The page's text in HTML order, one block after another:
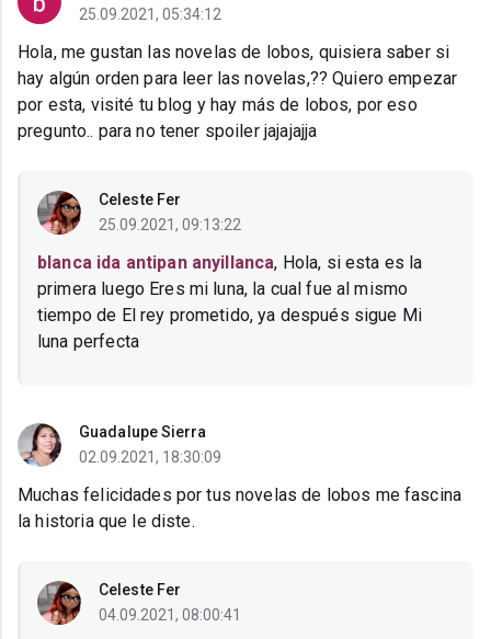
25.09.2021, 05:34:12
Hola, me gustan las novelas de lobos, quisiera saber si
hay algún orden para leer las novelas,?? Quiero empezar
por esta, visité tu blog y hay más de lobos, por eso
pregunto.. para no tener spoiler jajajajja
Celeste Fer
25.09.2021, 09:13:22
blanca ida antipan anyillanca, Hola, si esta es la
primera luego Eres mi luna, la cual fue al mismo
tiempo de El rey prometido, ya después sigue Mi
luna perfecta
Guadalupe Sierra
02.09.2021, 18:30:09
Muchas felicidades por tus novelas de lobos me fascina
la historia que le diste.
Celeste Fer
04.09.2021, 08:00:41